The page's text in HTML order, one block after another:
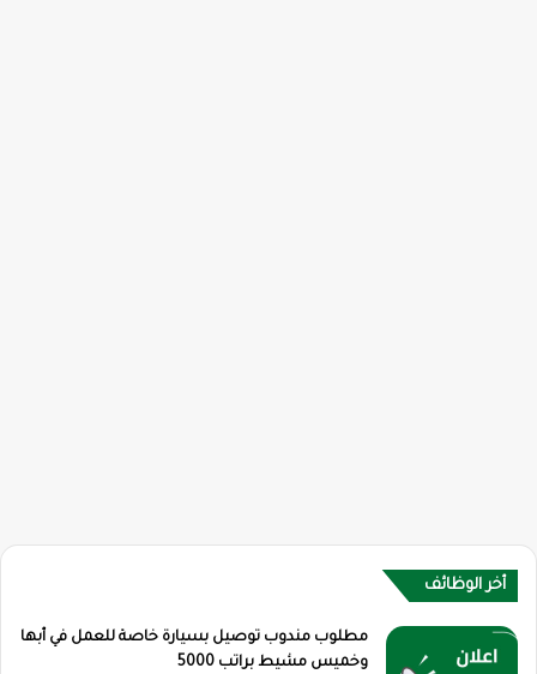
أخر الوظائف
مطلوب مندوب توصيل بسيارة خاصة للعمل في أبها
وخميس مشيط براتب 5000